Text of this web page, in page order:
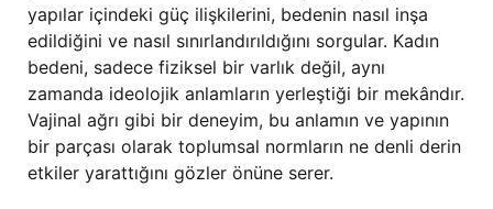
yapılar içindeki güç ilişkilerini, bedenin nasıl inşa
edildiğini ve nasıl sınırlandırıldığını sorgular. Kadın
bedeni, sadece fiziksel bir varlık değil, aynı
zamanda ideolojik anlamların yerleştiği bir mekândır.
Vajinal ağrı gibi bir deneyim, bu anlamın ve yapının
bir parçası olarak toplumsal normların ne denli derin
etkiler yarattığını gözler önüne serer.